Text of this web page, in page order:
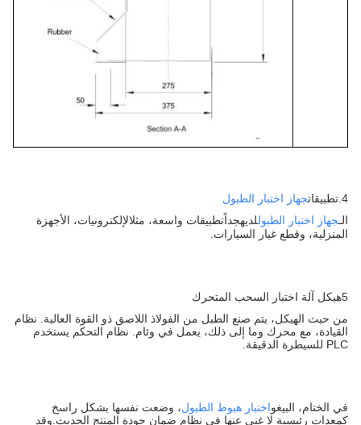
4. تطبيقاتجهاز اختبار الطبول
الـجهاز اختبار الطبوللديهجداًتطبيقات واسعة، مثلالإلكترونيات، الأجهزة
المنزلية، وقطع غيار السيارات.
5هيكل آلة اختبار السحب المتحرك
من حيث الهيكل، يتم صنع الطبل من الفولاذ اللاصق ذو القوة العالية. نظام
القيادة، مع محرك وما إلى ذلك، يعمل في وئام. نظام التحكم يستخدم
PLC للسيطرة الدقيقة.
في الختام، البيغواختبار هبوط الطبول، وضعت نفسها بشكل راسخ
كمعدات رئيسية لا غنى عنها في نظام ضمان جودة المنتج الحديث.وقد